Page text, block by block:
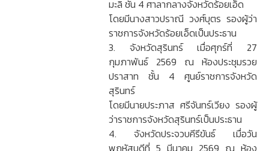
มะลิ ชั้น 4 ศาลากลางจังหวัดร้อยเอ็ด
โดยมีนางสาวปราณี วงศ์บุตร รองผู้ว่า
ราชการจังหวัดร้อยเอ็ดเป็นประธาน
3. จังหวัดสุรินทร์ เมื่อศุกร์ที่ 27
กุมภาพันธ์ 2569 ณ ห้องประชุมรวย
ปราสาท ชั้น 4 ศูนย์ราชการจังหวัด
สุรินทร์
โดยมีนายประภาส ศรีจันทร์เวียง รองผู้
ว่าราชการจังหวัดสุรินทร์เป็นประธาน
4. จังหวัดประจวบคีรีขันธ์ เมื่อวัน
พฤหัสบดีที่ 5 มีนาคม 2569 ณ ห้อง